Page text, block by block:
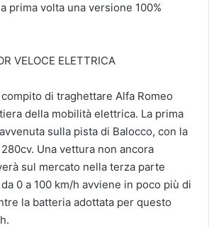
prima volta una versione 100%
VELOCE ELETTRICA
di traghettare Alfa Romeo
della mobilità elettrica. La prima
sulla pista di Balocco, con la
Una vettura non ancora
sul mercato nella terza parte
0 a 100 km/h avviene in poco più di
la batteria adottata per questo